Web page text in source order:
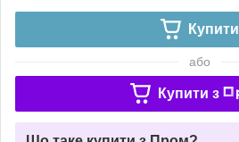
Купити
або
Купити з